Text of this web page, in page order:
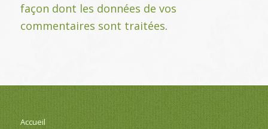
façon dont les données de vos
commentaires sont traitées.
Accueil